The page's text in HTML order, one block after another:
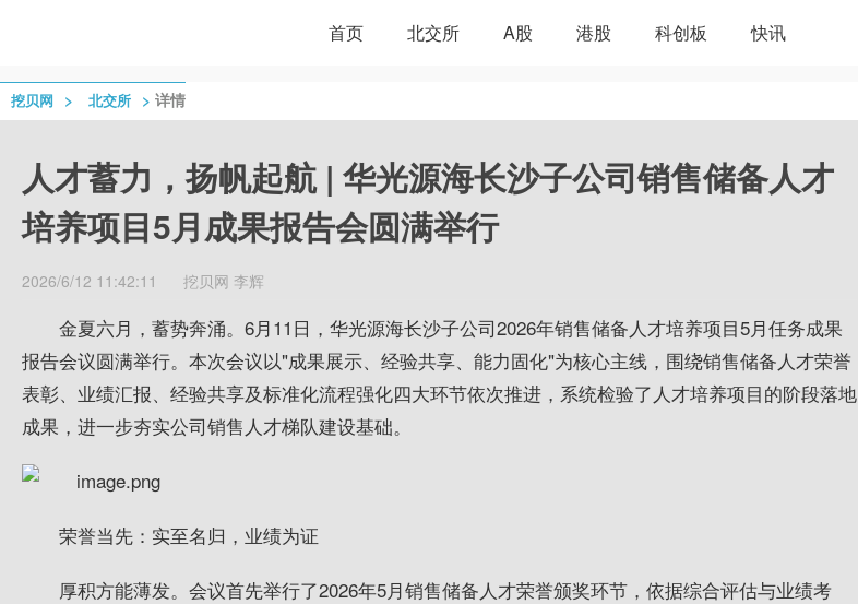
首页 北交所 A股 港股 科创板 快讯
挖贝网 > 北交所 > 详情
人才蓄力，扬帆起航 | 华光源海长沙子公司销售储备人才
培养项目5月成果报告会圆满举行
2026/6/12 11:42:11 挖贝网 李辉
金夏六月，蓄势奔涌。6月11日， 华光源海长沙子公司2026年销售储备人才培养项目5月任务成果
报告会议圆满举行。本次会议以"成果展示、经验共享、能力固化"为核心主线，围绕销售储备人才荣誉
表彰、业绩汇报、经验共享及标准化流程强化四大环节依次推进，系统检验了人才培养项目的阶段落地
成果，进一步夯实公司销售人才梯队建设基础。
荣誉当先：实至名归，业绩为证
厚积方能薄发。会议首先举行了2026年5月销售储备人才荣誉颁奖环节，依据综合评估与业绩考